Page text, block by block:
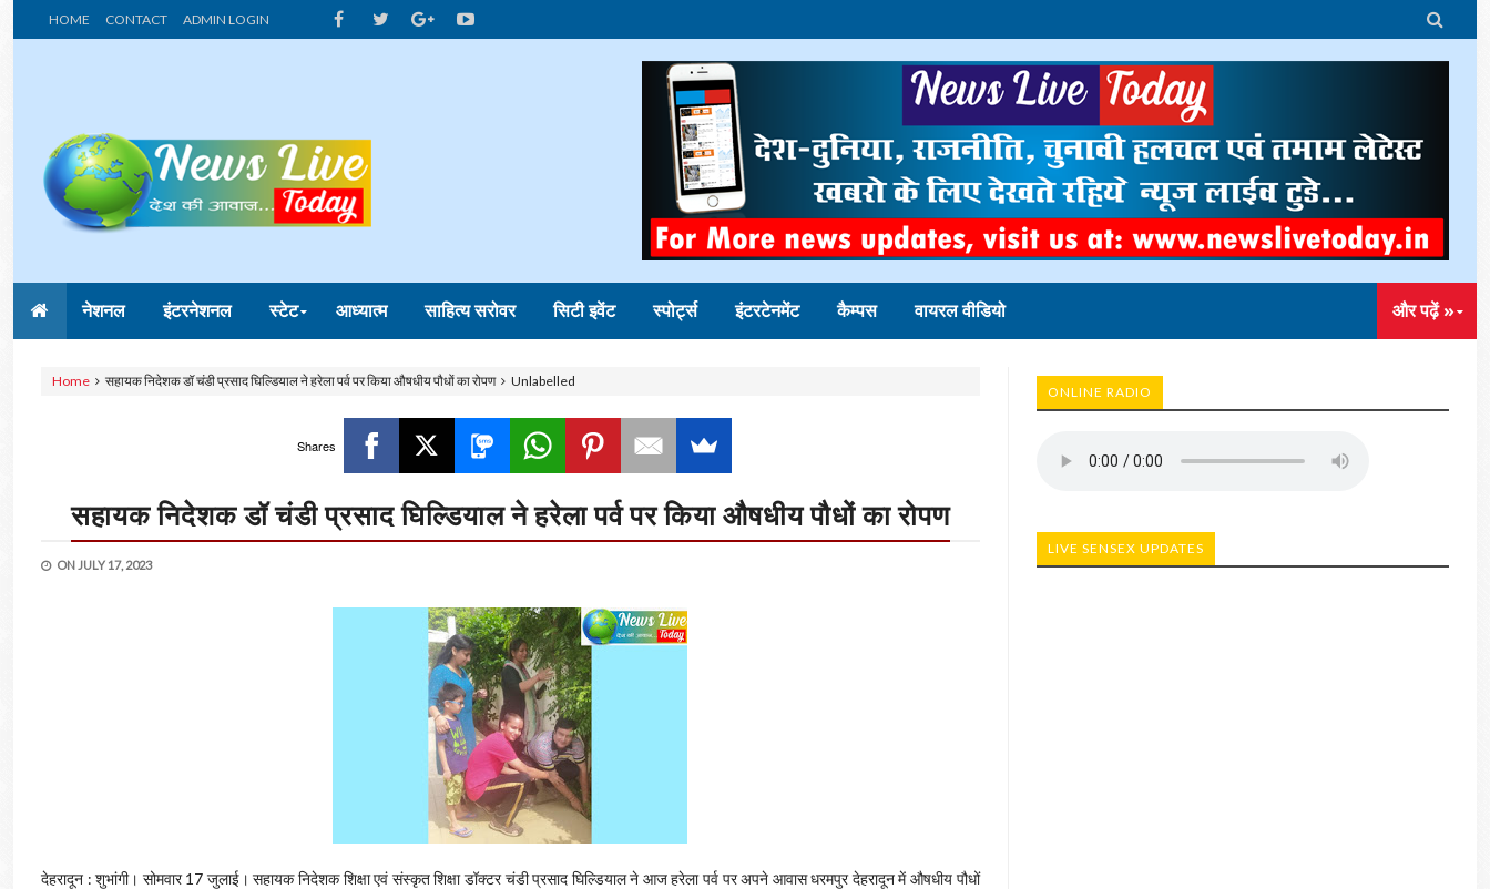
HOME CONTACT ADMIN LOGIN 
नेशनल इंटरनेशनल स्टेट आध्यात्म साहित्य सरोवर सिटी इवेंट स्पोर्ट्स इंटरटेनमेंट कैम्पस वायरल वीडियो और पढ़ें »
Home Unlabelled
सहायक निदेशक डॉ चंडी प्रसाद घिल्डियाल ने हरेला पर्व पर किया औषधीय पौधों का रोपण
Shares
सहायक निदेशक डॉ चंडी प्रसाद घिल्डियाल ने हरेला पर्व पर किया औषधीय पौधों का रोपण
ON JULY 17, 2023
देहरादून : शुभांगी। सोमवार 17 जुलाई। सहायक निदेशक शिक्षा एवं संस्कृत शिक्षा डॉक्टर चंडी प्रसाद घिल्डियाल ने आज हरेला पर्व पर अपने आवास धरमपुर देहरादून में औषधीय पौधों
ONLINE RADIO
LIVE SENSEX UPDATES